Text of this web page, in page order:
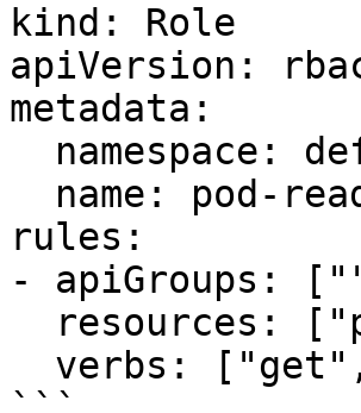
kind: Role
apiVersion:
metadata:
rules:
- apiGroups: